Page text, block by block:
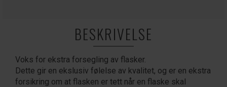
BESKRIVELSE
Voks for ekstra forsegling av flasker.
Dette gir en ekslusiv følelse av kvalitet, og er en ekstra
forsikring om at flasken er tett når en flaske skal